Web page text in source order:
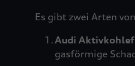
Es gibt zwei Arten
Audi
gasförmige